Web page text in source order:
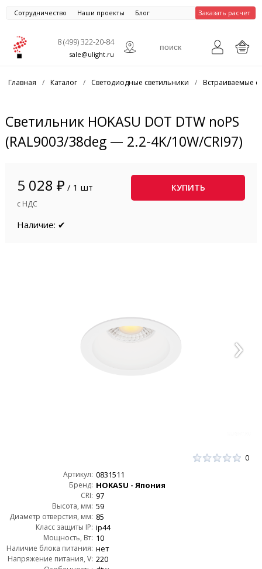
Сотрудничество Наши проекты Блог Заказать расчет
8 (499) 322-20-84
sale@ulight.ru
Главная / Каталог / Светодиодные светильники / Встраиваемые
Светильник HOKASU DOT DTW noPS
(RAL9003/38deg — 2.2-4K/10W/CRI97)
5 028 ₽ / 1 шт
с НДС
КУПИТЬ
Наличие: ✔
0
Артикул: 0831511
Бренд: HOKASU - Япония
CRI: 97
Высота, мм: 59
Диаметр отверстия, мм: 85
Класс защиты IP: ip44
Мощность, Вт: 10
Наличие блока питания: нет
Напряжение питания, V: 220